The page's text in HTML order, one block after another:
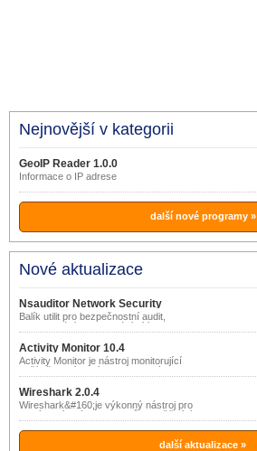
Nejnovější v kategorii
GeoIP Reader 1.0.0
Informace o IP adrese
další nové programy »
Nové aktualizace
Nsauditor Network Security
Auditor 3.0.14
Balík utilit pro bezpečnostní audit,
monitorování a skenování sítí.
Activity Monitor 10.4
Activity Monitor je nástroj monitorující
počítače v síti: snímky pracovní plochy,
spuštěné programy, navštívené weby,
stisknuté klávesy apod.
Wireshark 2.0.4
Wireshark&#160;je výkonný nástroj pro
analýzu síťových protokolů, umožňující
zachytávání a podrobné zkoumání dat
protékajících sítí nebo zachycených a
další aktualizace »